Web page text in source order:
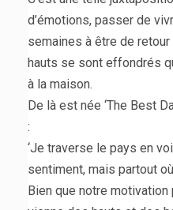
d’émotions, passer de
semaines à être de
hauts se sont effondrés
à la maison.
De là est née ‘The Best
:
‘Je traverse le pays en
sentiment, mais partout
Bien que notre